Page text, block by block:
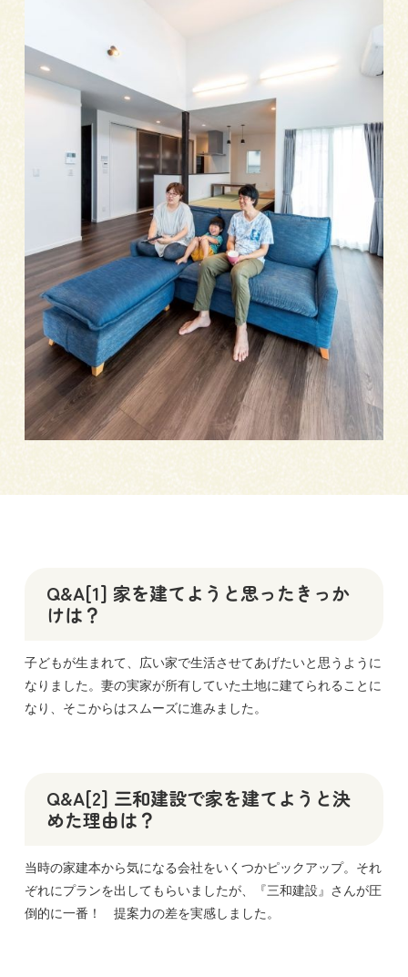
Q&A[1] 家を建てようと思ったきっか
けは？
子どもが生まれて、広い家で生活させてあげたいと思うように
なりました。妻の実家が所有していた土地に建てられることに
なり、そこからはスムーズに進みました。
Q&A[2] 三和建設で家を建てようと決
めた理由は？
当時の家建本から気になる会社をいくつかピックアップ。それ
ぞれにプランを出してもらいましたが、『三和建設』さんが圧
倒的に一番！ 提案力の差を実感しました。